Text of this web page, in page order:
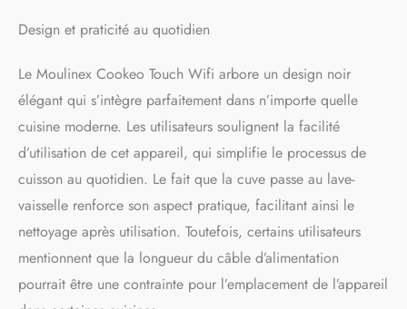
plus d'inspiration, créer
cuisson à distance et
partager des conseils avec la
communauté GRANDE
CAPACITE 6 L : pour
préparer des plats jusqu'à 6
personnes INCLUS : cuve
antiadhésive et panier
vapeur compatibles lave-
vaisselle, moule à gâteau
Cookeo pour de délicieux
Design et praticité au quotidien
Le Moulinex Cookeo Touch Wifi arbore un design noir
élégant qui s’intègre parfaitement dans n’importe quelle
cuisine moderne. Les utilisateurs soulignent la facilité
d’utilisation de cet appareil, qui simplifie le processus de
cuisson au quotidien. Le fait que la cuve passe au lave-
vaisselle renforce son aspect pratique, facilitant ainsi le
nettoyage après utilisation. Toutefois, certains utilisateurs
mentionnent que la longueur du câble d’alimentation
pourrait être une contrainte pour l’emplacement de l’appareil